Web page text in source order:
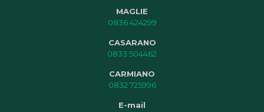
MAGLIE
0836 424299
CASARANO
0833 504462
CARMIANO
0832 725996
E-mail